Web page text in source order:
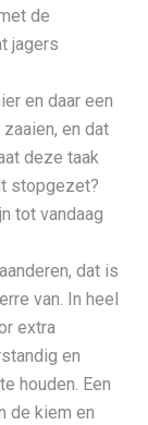
de
jagers
en daar een
en dat
deze taak
stopgezet?
tot vandaag
dat is
van. In heel
extra
en
houden. Een
de kiem en